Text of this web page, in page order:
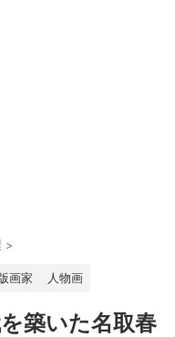
>
画家 人物画
築いた名取春